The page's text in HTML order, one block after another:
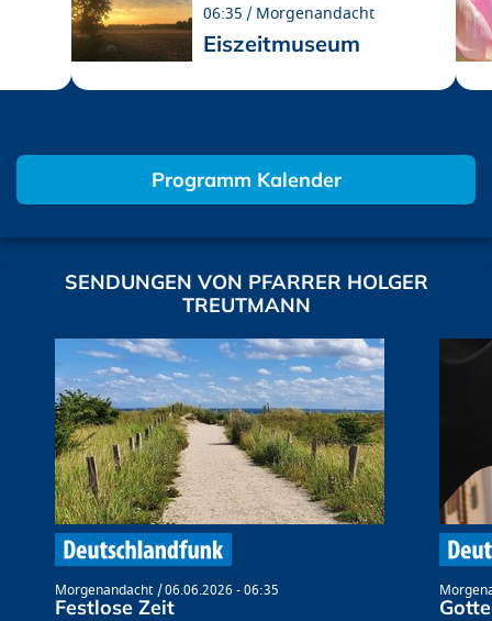
06:35 Morgenandacht
Eiszeitmuseum
Programm Kalender
SENDUNGEN VON PFARRER HOLGER
TREUTMANN
Morgenandacht 06.06.2026 - 06:35
Festlose Zeit